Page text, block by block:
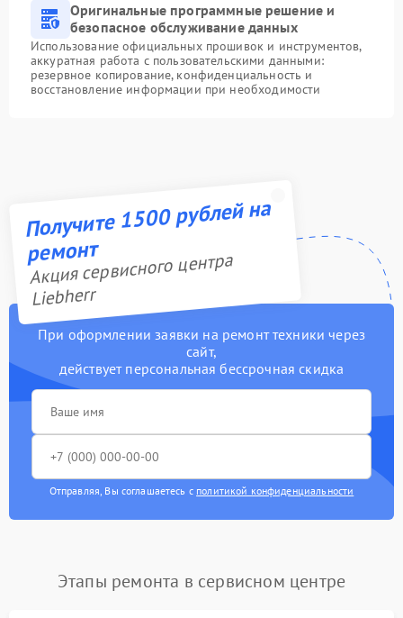
Оригинальные программные решение и
безопасное обслуживание данных
Использование официальных прошивок и инструментов,
аккуратная работа с пользовательскими данными:
резервное копирование, конфиденциальность и
восстановление информации при необходимости
Получите 1500 рублей на
ремонт
Акция сервисного центра
Liebherr
При оформлении заявки на ремонт техники через
сайт,
действует персональная бессрочная скидка
Отправляя, Вы соглашаетесь с политикой конфиденциальности
Этапы ремонта в сервисном центре